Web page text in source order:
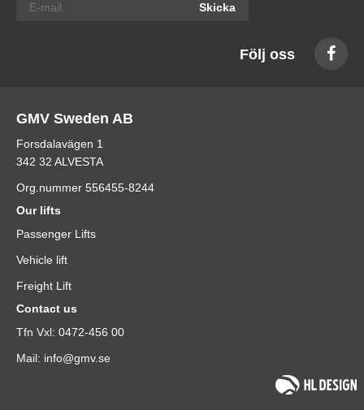
Skicka
Följ oss
GMV Sweden AB
Forsdalavägen 1
342 32 ALVESTA
Org.nummer 556455-8244
Our lifts
Passenger Lifts
Vehicle lift
Freight Lift
Contact us
Tfn Vxl: 0472-456 00
Mail: info@gmv.se